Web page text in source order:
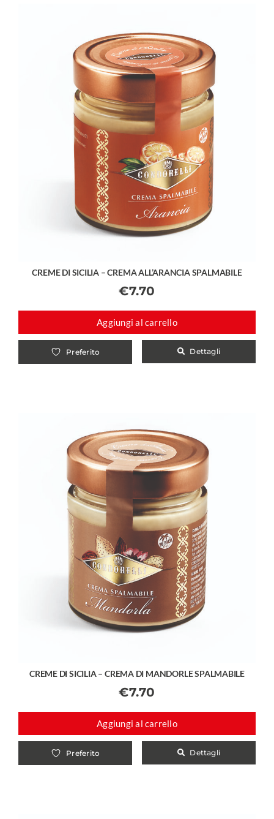
CREME DI SICILIA – CREMA ALL’ARANCIA SPALMABILE
€7.70
Aggiungi al carrello
Preferito Dettagli
CREME DI SICILIA – CREMA DI MANDORLE SPALMABILE
€7.70
Aggiungi al carrello
Preferito Dettagli